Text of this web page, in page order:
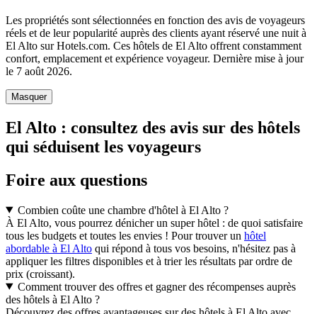
Les propriétés sont sélectionnées en fonction des avis de voyageurs
réels et de leur popularité auprès des clients ayant réservé une nuit à
El Alto sur Hotels.com. Ces hôtels de El Alto offrent constamment
confort, emplacement et expérience voyageur. Dernière mise à jour
le 7 août 2026.
Masquer
El Alto : consultez des avis sur des hôtels
qui séduisent les voyageurs
Foire aux questions
Combien coûte une chambre d'hôtel à El Alto ?
À El Alto, vous pourrez dénicher un super hôtel : de quoi satisfaire
tous les budgets et toutes les envies ! Pour trouver un hôtel
abordable à El Alto qui répond à tous vos besoins, n'hésitez pas à
appliquer les filtres disponibles et à trier les résultats par ordre de
prix (croissant).
Comment trouver des offres et gagner des récompenses auprès
des hôtels à El Alto ?